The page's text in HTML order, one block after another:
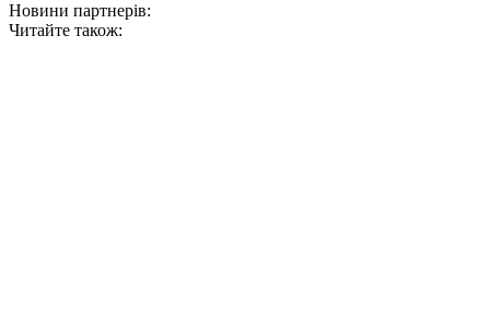
Новини партнерів:
Читайте також: